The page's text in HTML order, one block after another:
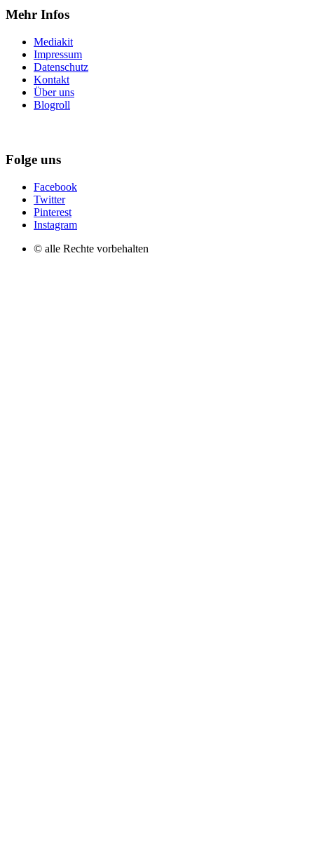
Mehr Infos
Mediakit
Impressum
Datenschutz
Kontakt
Über uns
Blogroll
Folge uns
Facebook
Twitter
Pinterest
Instagram
© alle Rechte vorbehalten